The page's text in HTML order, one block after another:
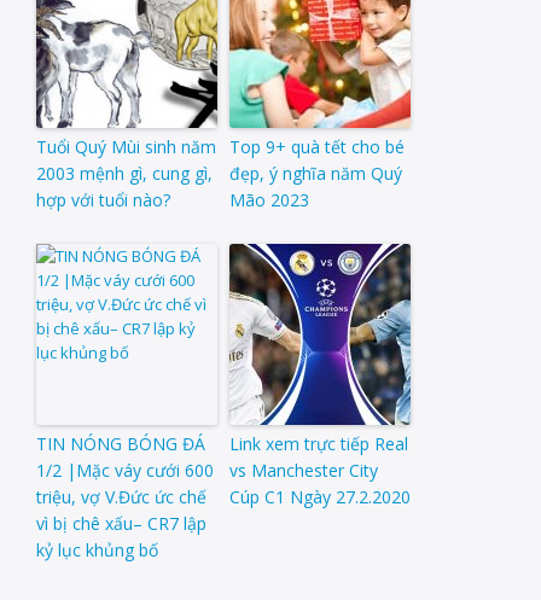
Tuổi Quý Mùi sinh năm
2003 mệnh gì, cung gì,
hợp với tuổi nào?
Top 9+ quà tết cho bé
đẹp, ý nghĩa năm Quý
Mão 2023
TIN NÓNG BÓNG ĐÁ
1/2 |Mặc váy cưới 600
triệu, vợ V.Đức ức chế
vì bị chê xấu– CR7 lập
kỷ lục khủng bố
Link xem trực tiếp Real
vs Manchester City
Cúp C1 Ngày 27.2.2020